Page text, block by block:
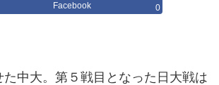
Facebook 0
中大。第５戦目となった日大戦は